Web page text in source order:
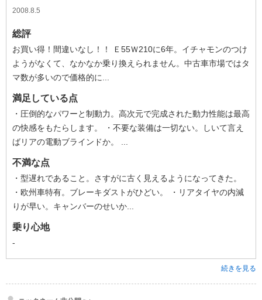
2008.8.5
総評
お買い得！間違いなし！！ Ｅ55Ｗ210に6年。イチャモンのつけ
ようがなくて、なかなか乗り換えられません。中古車市場ではタ
マ数が多いので価格的に...
満足している点
・圧倒的なパワーと制動力。高次元で完成された動力性能は最高
の快感をもたらします。 ・不要な装備は一切ない。しいて言え
ばリアの電動ブラインドか。 ...
不満な点
・型遅れであること。さすがに古く見えるようになってきた。
・欧州車特有。ブレーキダストがひどい。 ・リアタイヤの内減
りが早い。キャンバーのせいか...
乗り心地
-
続きを見る